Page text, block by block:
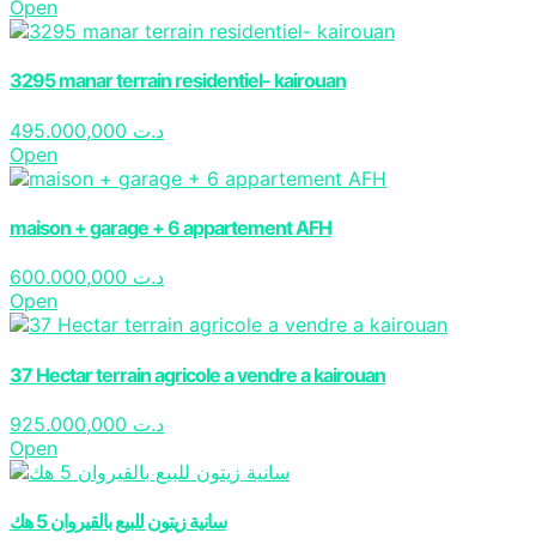
Open
3295 manar terrain residentiel- kairouan
د.ت
Open
maison + garage + 6 appartement AFH
د.ت
Open
37 Hectar terrain agricole a vendre a kairouan
د.ت
Open
سانية زيتون للبيع بالقيروان 5 هك